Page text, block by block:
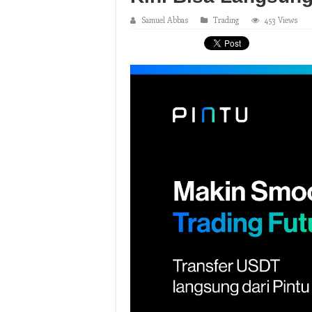
Samuel Abbas Trading 453 Views